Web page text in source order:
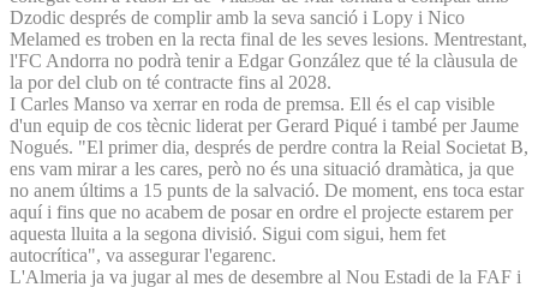
Dzodic després de complir amb la seva sanció i Lopy i Nico
Melamed es troben en la recta final de les seves lesions. Mentrestant,
l'FC Andorra no podrà tenir a Edgar González que té la clàusula de
la por del club on té contracte fins al 2028.
I Carles Manso va xerrar en roda de premsa. Ell és el cap visible
d'un equip de cos tècnic liderat per Gerard Piqué i també per Jaume
Nogués. "El primer dia, després de perdre contra la Reial Societat B,
ens vam mirar a les cares, però no és una situació dramàtica, ja que
no anem últims a 15 punts de la salvació. De moment, ens toca estar
aquí i fins que no acabem de posar en ordre el projecte estarem per
aquesta lluita a la segona divisió. Sigui com sigui, hem fet
autocrítica", va assegurar l'egarenc.
L'Almeria ja va jugar al mes de desembre al Nou Estadi de la FAF i